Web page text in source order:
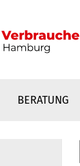
BERATUNG